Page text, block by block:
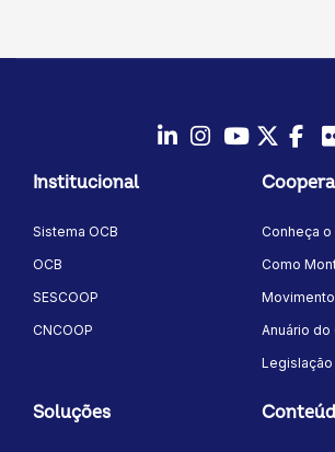
Institucional
Sistema OCB
OCB
SESCOOP
CNCOOP
Conheça
Como
Anuário do
Legislação
Soluções